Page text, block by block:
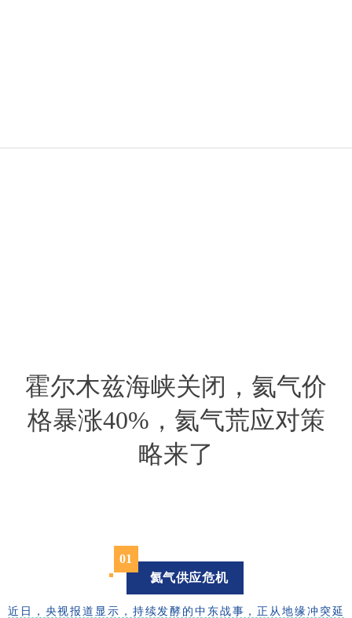
霍尔木兹海峡关闭，氦气价
格暴涨40%，氦气荒应对策
略来了
01
氦气供应危机
近日，央视报道显示，持续发酵的中东战事，正从地缘冲突延